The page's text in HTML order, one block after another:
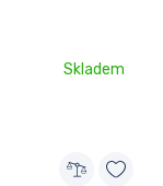
Skladem